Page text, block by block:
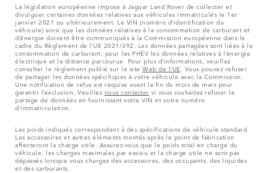
La législation européenne impose à Jaguar Land Rover de collecter et
divulguer certaines données relatives aux véhicules immatriculés le 1er
janvier 2021 ou ultérieurement. Le VIN (numéro d’identification du
véhicule) ainsi que les données relatives à la consommation de carburant et
d’énergie doivent être communiqués à la Commission européenne dans le
cadre du Règlement de l’UE 2021/392. Les données partagées sont liées à la
consommation de carburant, pour les PHEV les données relatives à l’énergie
électrique et la distance parcourue. Pour plus d’informations, veuillez
consulter le règlement publié sur le site Web de l’UE . Vous pouvez refuser
de partager les données spécifiques à votre véhicule avec la Commission.
Une notification de refus est requise avant la fin du mois de mars pour
garantir l’exclusion. Veuillez nous contacter si vous souhaitez refuser le
partage de données en fournissant votre VIN et votre numéro
d’immatriculation.
Les poids indiqués correspondent à des spécifications de véhicule standard.
Les accessoires et autres éléments montés après le point de fabrication
affecteront la charge utile. Assurez-vous que le poids total en charge du
véhicule, les charges maximales par essieu et la charge utile ne sont pas
dépassés lorsque vous chargez des accessoires, des occupants, des liquides
et des carburants.